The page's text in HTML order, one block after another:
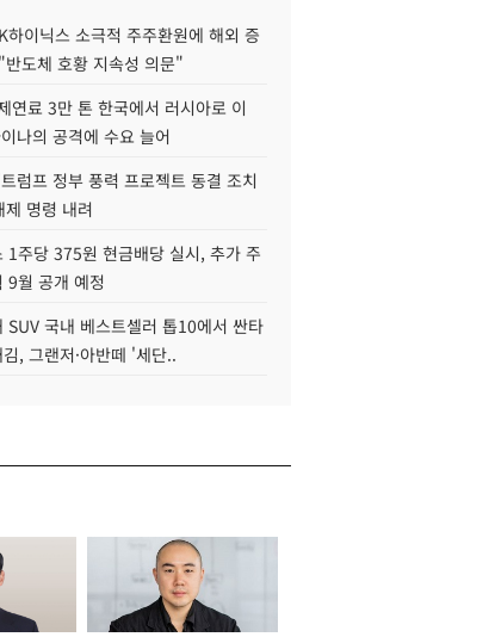
하이닉스 소극적 주주환원에 해외 증
도체 호황 지속성 의문"
연료 3만 톤 한국에서 러시아로 이
나의 공격에 수요 늘어
럼프 정부 풍력 프로젝트 동결 조치
명령 내려
1주당 375원 현금배당 실시, 추가 주
9월 공개 예정
SUV 국내 베스트셀러 톱10에서 싼타
, 그랜저·아반떼 '세단..